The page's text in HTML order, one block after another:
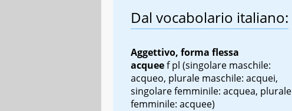
Dal vocabolario italiano:
Aggettivo, forma flessa
acqueef pl (singolare maschile:
acqueo, plurale maschile: acquei,
singolare femminile: acquea, plurale
femminile: acquee)